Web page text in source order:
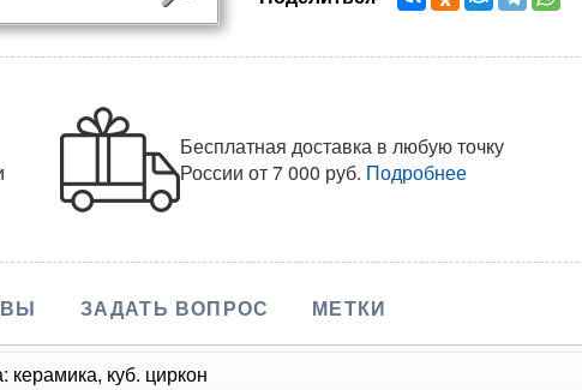
Бесплатная доставка в любую точку
Россииот 7 000 руб. Подробнее
ЗАДАТЬ ВОПРОС МЕТКИ
куб. циркон